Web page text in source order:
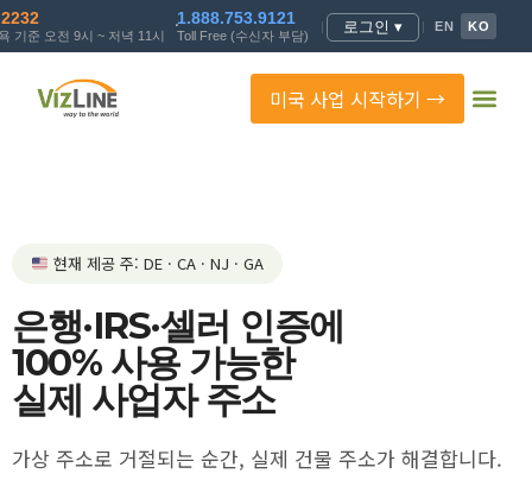
기준 오전 9시 ~ 저녁 11시
1.888.753.9121
Toll Free (수신자 부담)
| 로그인 ▾ | EN KO
미국 사업 시작하기 →
현재 제공 주: DE · CA · NJ · GA
은행·IRS·셀러 인증에
100% 사용 가능한
실제 사업자 주소
가상 주소로 거절되는 순간, 실제 건물 주소가 해결합니다.